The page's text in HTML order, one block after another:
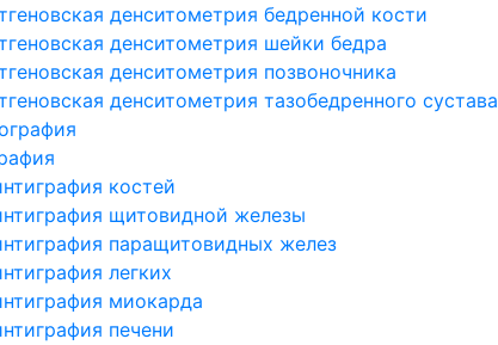
денситометрия бедренной кости
денситометрия шейки бедра
денситометрия позвоночника
денситометрия тазобедренного сустава
костей
щитовидной железы
паращитовидных желез
легких
миокарда
печени